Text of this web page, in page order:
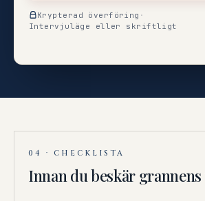
Krypterad överföring ·
Intervjuläge eller skriftligt
04 · CHECKLISTA
Innan du beskär